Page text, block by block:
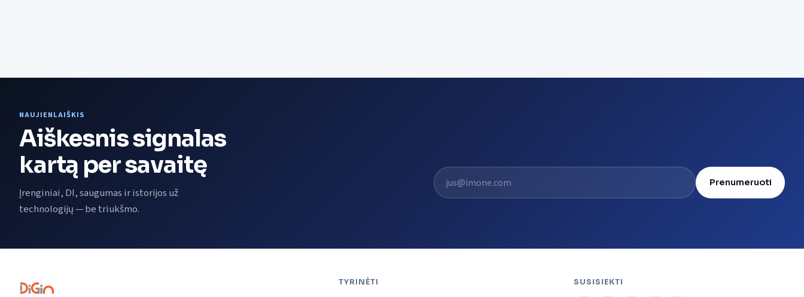
NAUJIENLAIŠKIS
Aiškesnis signalas
kartą per savaitę
Įrenginiai, DI, saugumas ir istorijos už
technologijų — be triukšmo.
El. pašto adresas
Prenumeruoti
TYRINĖTI SUSISIEKTI